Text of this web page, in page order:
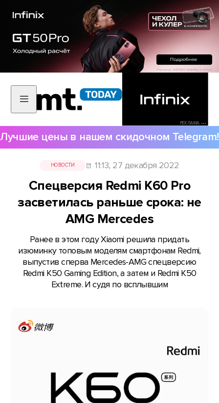
РЕКЛАМА •••
Лучшие цены в нашем скидочном Telegram!
НОВОСТИ 11:13, 27 декабря 2022
Спецверсия Redmi K60 Pro
засветилась раньше срока: не
AMG Mercedes
Ранее в этом году Xiaomi решила придать
изюминку топовым моделям смартфонам Redmi,
выпустив сперва Mercedes-AMG спецверсию
Redmi K50 Gaming Edition, а затем и Redmi K50
Extreme. И судя по всплывшим